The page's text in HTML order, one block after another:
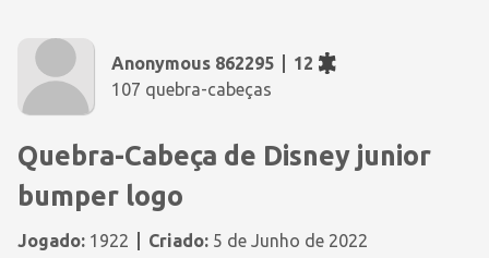
Anonymous 862295
12
107 quebra-cabeças
Quebra-Cabeça de Disney junior
bumper logo
Jogado: 1922 Criado: 5 de Junho de 2022